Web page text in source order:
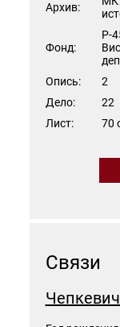
Архив:
Фонд:
Р-
Опись:
2
Дело:
22
Лист:
70
Связи